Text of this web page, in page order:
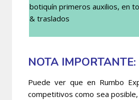
botiquín primeros auxilios, en
& traslados
NOTA IMPORTANTE:
Puede ver que en Rumbo
competitivos como sea